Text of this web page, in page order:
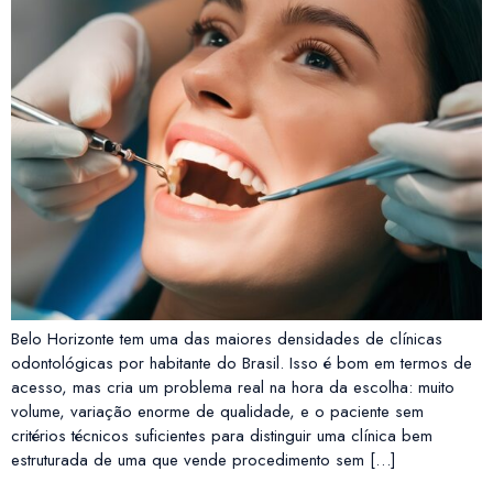
Belo Horizonte tem uma das maiores densidades de clínicas
odontológicas por habitante do Brasil. Isso é bom em termos de
acesso, mas cria um problema real na hora da escolha: muito
volume, variação enorme de qualidade, e o paciente sem
critérios técnicos suficientes para distinguir uma clínica bem
estruturada de uma que vende procedimento sem […]